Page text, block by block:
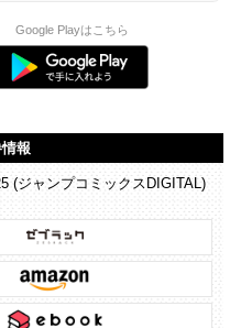
Google Playはこちら
報
(ジャンプコミックスDIGITAL)